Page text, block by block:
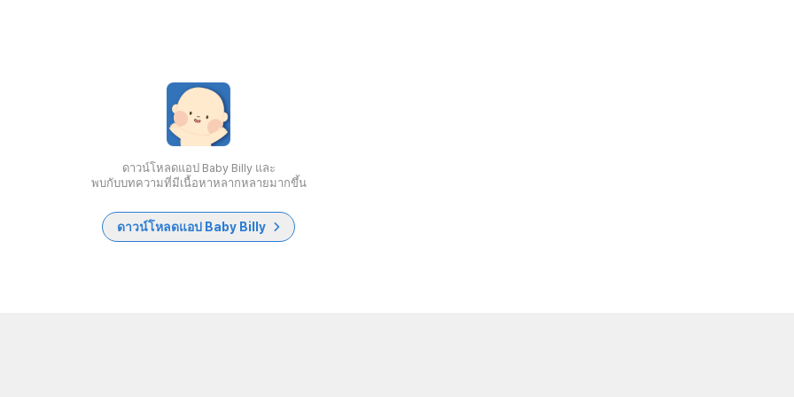
ดาวน์โหลดแอป Baby Billy และ
พบกับบทความที่มีเนื้อหาหลากหลายมากขึ้น
ดาวน์โหลดแอป Baby Billy